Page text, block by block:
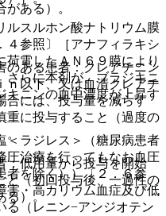
スルホン酸ナトリウム膜
４参照〕［アナフィラキシ
荷電したＡＮ６９膜により
さらに本剤が、ブラジキニ
キニンの血中濃度が上昇す
ラジレス＞（糖尿病患者
圧治療を行ってもなお血圧
者を除く））〔２．６参
害・高カリウム血症及び低
る（レニン−アンジオテン
ある）。
ある患者：クレアチニン
ｎ以下、又は血清クレアチ
合には、投与量を減らす
重に投与すること（過度の
低用量から投与を開始
と（初回投与後、一過性の
る）。